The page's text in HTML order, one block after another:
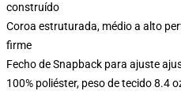
construído
Coroa estruturada, médio a alto
firme
Fecho de Snapback para ajuste
100% poliéster, peso de tecido 8.4